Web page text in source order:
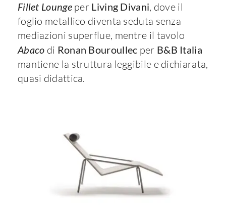
Fillet Loungeper Living Divani, dove il
foglio metallico diventa seduta senza
mediazioni superflue, mentre il tavolo
Abaco di Ronan Bouroullec per B&B Italia
mantiene la struttura leggibile e dichiarata,
quasi didattica.